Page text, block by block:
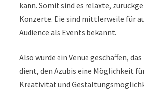
kann. Somit sind es relaxte,
Konzerte. Die sind mittlerweile für
Audience als Events bekannt.
Also wurde ein Venue geschaffen,
dient, den Azubis eine Möglichkeit
Kreativität und